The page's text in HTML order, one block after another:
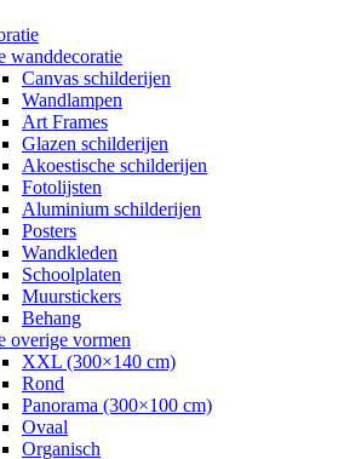
wanddecoratie
Canvas schilderijen
Wandlampen
Art Frames
Glazen schilderijen
Akoestische schilderijen
Fotolijsten
Aluminium schilderijen
Posters
Wandkleden
Schoolplaten
Muurstickers
Behang
overige vormen
XXL (300×140 cm)
Rond
Panorama (300×100 cm)
Ovaal
Organisch